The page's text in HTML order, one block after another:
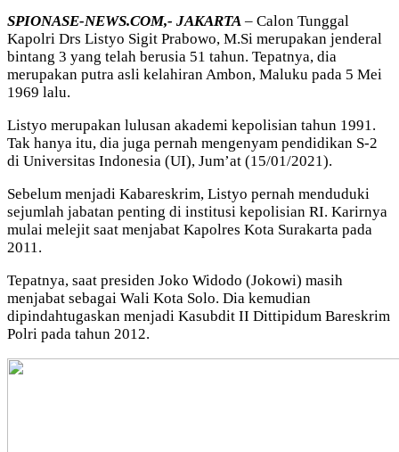
SPIONASE-NEWS.COM,- JAKARTA – Calon Tunggal
Kapolri Drs Listyo Sigit Prabowo, M.Si merupakan jenderal
bintang 3 yang telah berusia 51 tahun. Tepatnya, dia
merupakan putra asli kelahiran Ambon, Maluku pada 5 Mei
1969 lalu.
Listyo merupakan lulusan akademi kepolisian tahun 1991.
Tak hanya itu, dia juga pernah mengenyam pendidikan S-2
di Universitas Indonesia (UI), Jum’at (15/01/2021).
Sebelum menjadi Kabareskrim, Listyo pernah menduduki
sejumlah jabatan penting di institusi kepolisian RI. Karirnya
mulai melejit saat menjabat Kapolres Kota Surakarta pada
2011.
Tepatnya, saat presiden Joko Widodo (Jokowi) masih
menjabat sebagai Wali Kota Solo. Dia kemudian
dipindahtugaskan menjadi Kasubdit II Dittipidum Bareskrim
Polri pada tahun 2012.